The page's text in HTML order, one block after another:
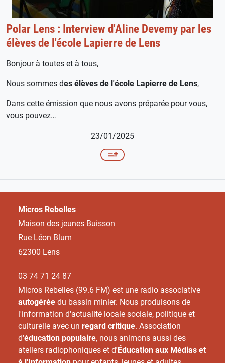
Polar Lens : Interview d'Aline Devemy par les
élèves de l'école Lapierre de Lens
Bonjour à toutes et à tous,
Nous sommes des élèves de l'école Lapierre de Lens,
Dans cette émission que nous avons préparée pour vous,
vous pouvez…
23/01/2025
Micros Rebelles
Maison des jeunes Buisson
Rue Léon Blum
62300 Lens
03 74 71 24 87
Micros Rebelles (99.6 FM) est une radio associative
autogérée du bassin minier. Nous produisons de
l'information d'actualité locale sociale, politique et
culturelle avec un regard critique. Association
d'éducation populaire, nous animons aussi des
ateliers radiophoniques et d'Éducation aux Médias et